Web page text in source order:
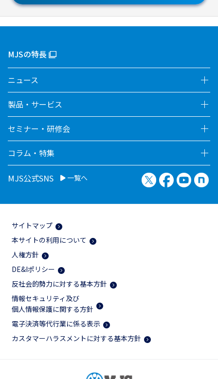
MJSの特長
ニュース
製品・サービス
セミナー・研修会
コラム・特集
MJS公式SNS 一覧へ X（旧Twitter）
Facebook
サイトマップ
本サイトの利用について
人権方針
DE&Iポリシー
反社会的勢力に対する基本方針
情報セキュリティ及び
個人情報保護に関する方針
電子決済等代行業に係る表示
カスタマーハラスメントに対する基本方針